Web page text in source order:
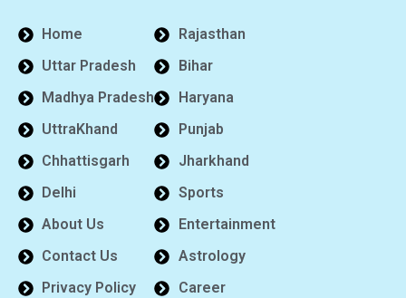
Home
Uttar Pradesh
Madhya Pradesh
UttraKhand
Chhattisgarh
Delhi
About Us
Contact Us
Privacy Policy
Rajasthan
Bihar
Haryana
Punjab
Jharkhand
Sports
Entertainment
Astrology
Career